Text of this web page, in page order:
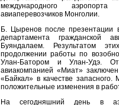
международного
авиаперевозчиков Монголии.
Б. Цыренов после презентации
департамента гражданской
Буяндалаем. Результатом
продолжении работы по
Улан-Батором и Улан-Удэ.
авиакомпанией «Миат»
«Байкал» в качестве
положительные изменения в
На сегодняшний день в